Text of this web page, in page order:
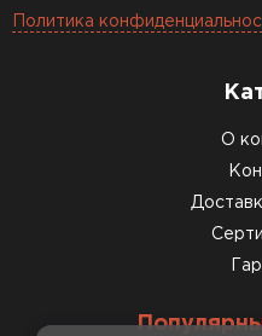
Политика
О